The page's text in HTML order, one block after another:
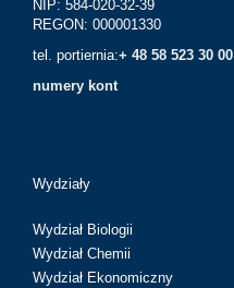
NIP: 584-020-32-39
REGON: 000001330
tel. portiernia:+ 48 58 523 30 00
numery kont
Wydziały
Wydział Biologii
Wydział Chemii
Wydział Ekonomiczny